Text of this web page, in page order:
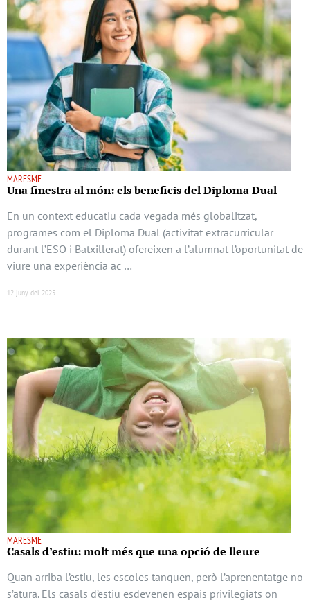
MARESME
Una finestra al món: els beneficis del Diploma Dual
En un context educatiu cada vegada més globalitzat,
programes com el Diploma Dual (activitat extracurricular
durant l’ESO i Batxillerat) ofereixen a l’alumnat l’oportunitat de
viure una experiència ac …
12 juny del 2025
MARESME
Casals d’estiu: molt més que una opció de lleure
Quan arriba l’estiu, les escoles tanquen, però l’aprenentatge no
s’atura. Els casals d’estiu esdevenen espais privilegiats on